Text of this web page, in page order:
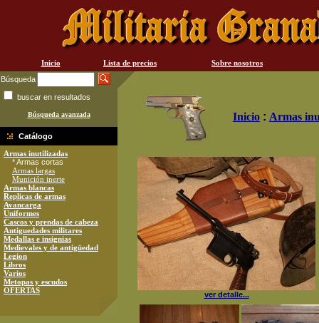
Inicio Lista de precios
Sobre nosotros
Búsqueda
buscar en resultados
Búsqueda avanzada
Catálogo
Armas inutilizadas
* Armas cortas
Armas largas
Munición inerte
Armas blancas
Replicas de armas
Avancarga
Uniformes
Cascos y prendas de cabeza
Antiguedades militares
Medallas e insignias
Medievales y de antigüedad
Legion
Libros
Varios
Metopas y escudos
OFERTAS
Inicio : Armas
ver detalle...